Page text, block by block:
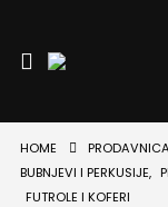
HOME
PRODAVNICA
BUBNJEVI I PERKUSIJE,
FUTROLE I KOFERI